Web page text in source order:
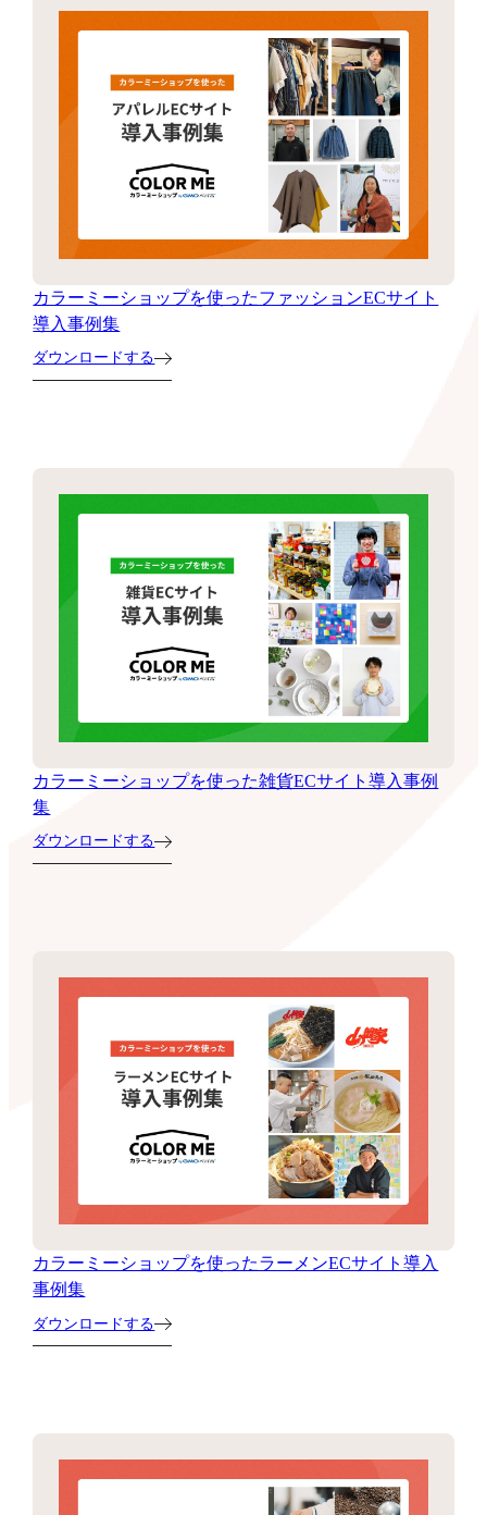
カラーミーショップを使ったファッションECサイト
導入事例集
ダウンロードする
カラーミーショップを使った雑貨ECサイト導入事例
集
ダウンロードする
カラーミーショップを使ったラーメンECサイト導入
事例集
ダウンロードする